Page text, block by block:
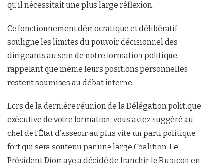
qu’il nécessitait une plus large réflexion.
Ce fonctionnement démocratique et délibératif
souligne les limites du pouvoir décisionnel des
dirigeants au sein de notre formation politique,
rappelant que même leurs positions personnelles
restent soumises au débat interne.
Lors de la dernière réunion de la Délégation politique
exécutive de votre formation, vous aviez suggéré au
chef de l’État d’asseoir au plus vite un parti politique
fort qui sera soutenu par une large Coalition. Le
Président Diomaye a décidé de franchir le Rubicon en